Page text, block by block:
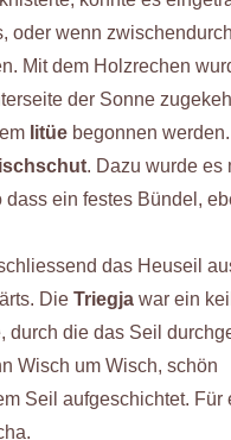
oder wenn
Mit dem Holzrechen
der Sonne
Iitüe begonnen
. Dazu wurde es
ein festes Bündel,
das Heuseil
Die Triegja war ein
durch die das Seil
Wisch um Wisch, schön
Seil aufgeschichtet. Für